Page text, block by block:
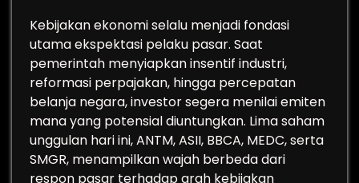
Kebijakan ekonomi selalu menjadi fondasi
utama ekspektasi pelaku pasar. Saat
pemerintah menyiapkan insentif industri,
reformasi perpajakan, hingga percepatan
belanja negara, investor segera menilai emiten
mana yang potensial diuntungkan. Lima saham
unggulan hari ini, ANTM, ASII, BBCA, MEDC, serta
SMGR, menampilkan wajah berbeda dari
respon pasar terhadap arah kebijakan